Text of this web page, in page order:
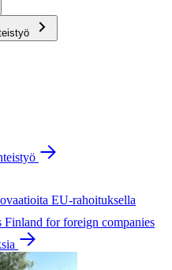
EU-rahoituksella
Finland for foreign companies